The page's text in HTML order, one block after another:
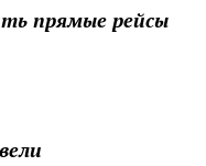
прямые рейсы